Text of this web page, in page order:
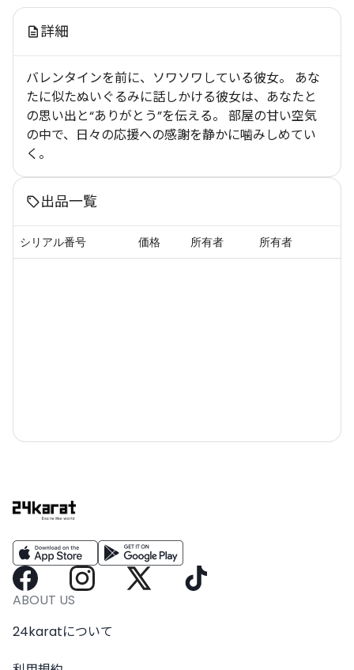
詳細
バレンタインを前に、ソワソワしている彼女。 あな
たに似たぬいぐるみに話しかける彼女は、あなたと
の思い出と“ありがとう”を伝える。 部屋の甘い空気
の中で、日々の応援への感謝を静かに噛みしめてい
く。
出品一覧
シリアル番号 価格 所有者 所有者
ABOUT US
24karatについて